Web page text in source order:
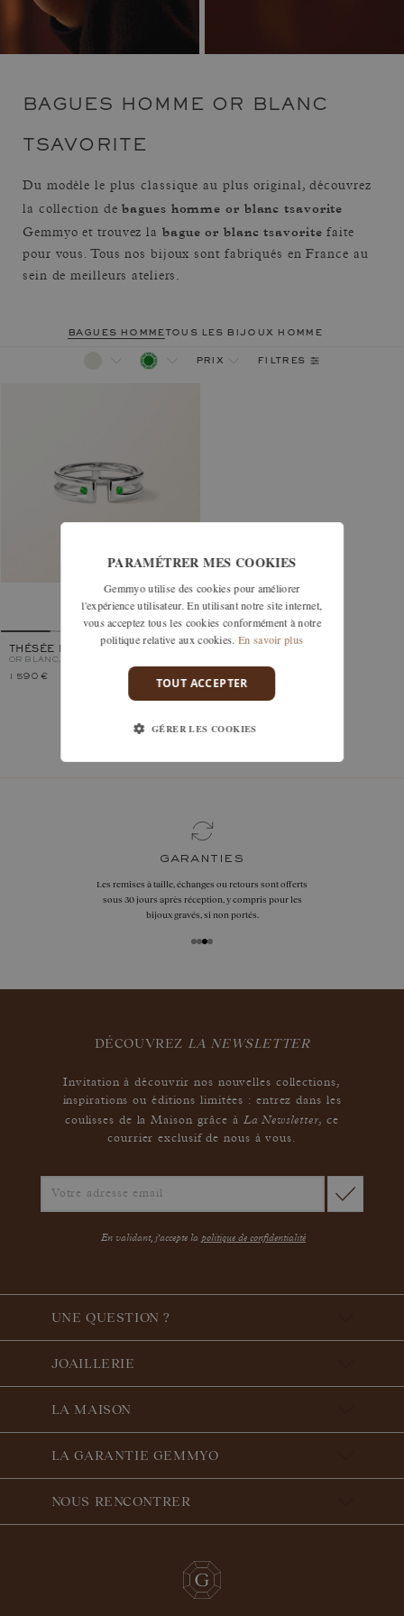
BAGUES HOMME OR BLANC
TSAVORITE
Du modèle le plus classique au plus original, découvrez
la collection de bagues homme or blanc tsavorite
Gemmyo et trouvez la bague or blanc tsavorite faite
pour vous. Tous nos bijoux sont fabriqués en France au
sein de meilleurs ateliers.
bagues hommetous les bijoux homme
prix filtres
THÉSÉE DUO
OR BLANC, TSAVORITE
1 590 €
garanties
Les remises à taille, échanges ou retours sont offerts
sous 30 jours après réception, y compris pour les
bijoux gravés, si non portés.
DÉCOUVREZ LA NEWSLETTER
Invitation à découvrir nos nouvelles collections,
inspirations ou éditions limitées : entrez dans les
coulisses de la Maison grâce à La Newsletter,ce
courrier exclusif de nous à vous.
En validant, j'accepte la politique de confidentialité
UNE QUESTION ?
JOAILLERIE
LA MAISON
LA GARANTIE GEMMYO
NOUS RENCONTRER
PARAMÉTRER MES COOKIES
Gemmyo utilise des cookies pour améliorer
l'expérience utilisateur. En utilisant notre site internet,
vous acceptez tous les cookies conformément à notre
politique relative aux cookies. En savoir plus
TOUT ACCEPTER
GÉRER LES COOKIES